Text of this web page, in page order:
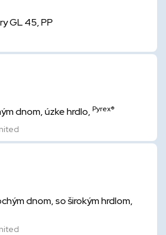
GL 45, PP
dnom, úzke hrdlo, Pyrex®
dnom, so širokým hrdlom,